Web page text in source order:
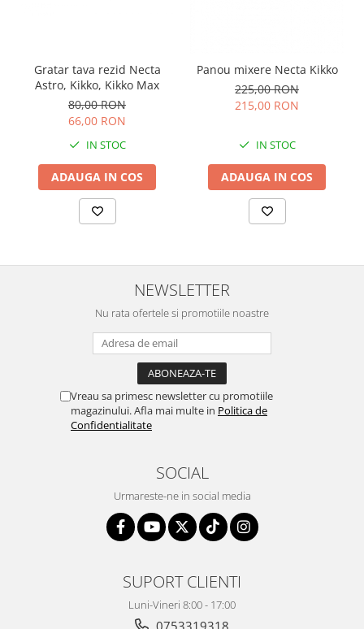
Gratar tava rezid Necta
Astro, Kikko, Kikko Max
80,00 RON
66,00 RON
IN STOC
ADAUGA IN COS
Panou mixere Necta Kikko
225,00 RON
215,00 RON
IN STOC
ADAUGA IN COS
NEWSLETTER
Nu rata ofertele si promotiile noastre
Vreau sa primesc newsletter cu promotiile
magazinului. Afla mai multe in Politica de
Confidentialitate
SOCIAL
Urmareste-ne in social media
SUPORT CLIENTI
Luni-Vineri 8:00 - 17:00